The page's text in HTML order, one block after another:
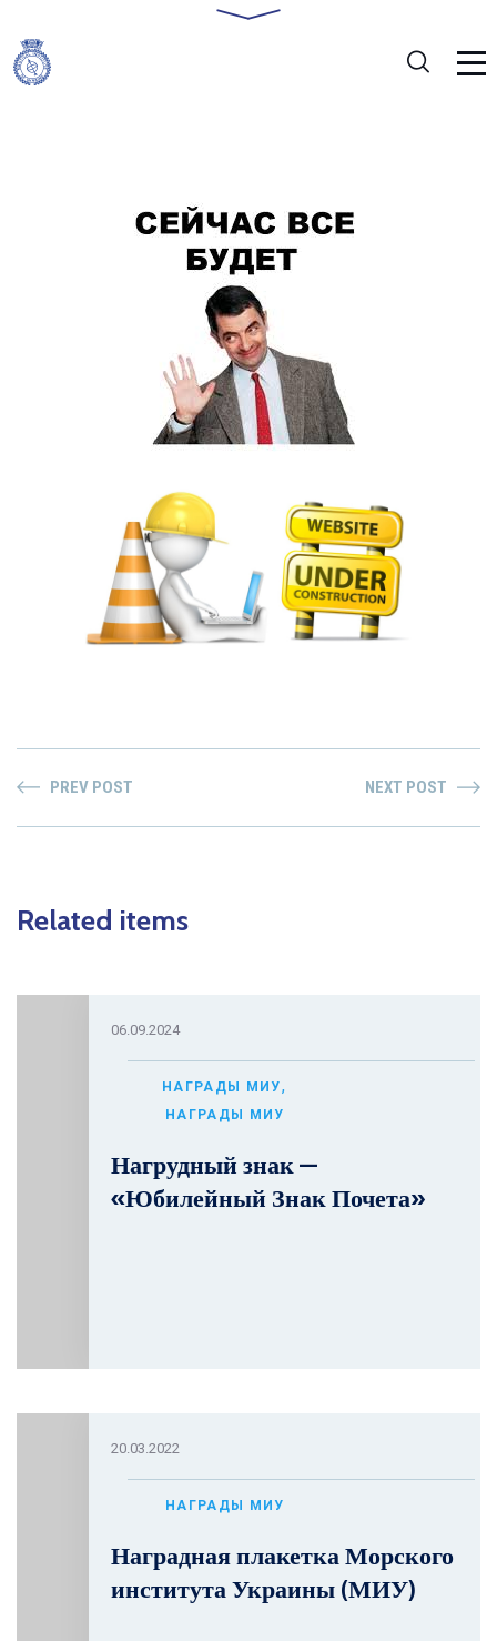
PREV POST NEXT POST
Related items
06.09.2024
НАГРАДЫ МИУ,
НАГРАДЫ МИУ
Нагрудный знак —
«Юбилейный Знак Почета»
20.03.2022
НАГРАДЫ МИУ
Наградная плакетка Морского
института Украины (МИУ)